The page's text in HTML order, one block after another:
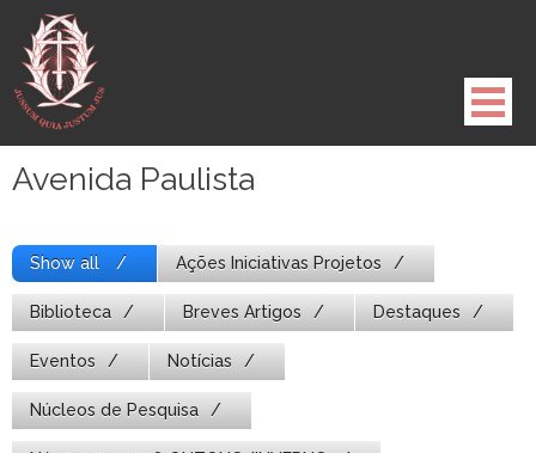
para
conteúdo
Avenida Paulista
Show all Ações Iniciativas Projetos
Biblioteca Breves Artigos Destaques
Eventos Notícias
Núcleos de Pesquisa